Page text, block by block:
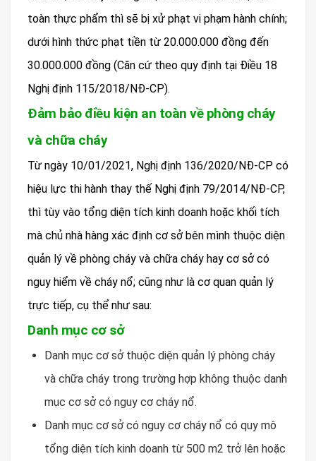
toàn thực phẩm thì sẽ bị xử phạt vi phạm hành chính;
dưới hình thức phạt tiền từ 20.000.000 đồng đến
30.000.000 đồng (Căn cứ theo quy định tại Điều 18
Nghị định 115/2018/NĐ-CP).
Đảm bảo điều kiện an toàn về phòng cháy
và chữa cháy
Từ ngày 10/01/2021, Nghị định 136/2020/NĐ-CP có
hiệu lực thi hành thay thế Nghị định 79/2014/NĐ-CP,
thì tùy vào tổng diện tích kinh doanh hoặc khối tích
mà chủ nhà hàng xác định cơ sở bên mình thuộc diện
quản lý về phòng cháy và chữa cháy hay cơ sở có
nguy hiểm về cháy nổ; cũng như là cơ quan quản lý
trực tiếp, cụ thể như sau:
Danh mục cơ sở
Danh mục cơ sở thuộc diện quản lý phòng cháy
và chữa cháy trong trường hợp không thuộc danh
mục cơ sở có nguy cơ cháy nổ.
Danh mục cơ sở có nguy cơ cháy nổ có quy mô
tổng diện tích kinh doanh từ 500 m2 trở lên hoặc